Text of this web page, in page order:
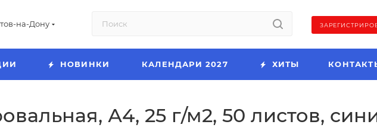
на-Дону
НОВИНКИ КАЛЕНДАРИ 2027 ХИТЫ
А4, 25 г/м2, 50 листов,